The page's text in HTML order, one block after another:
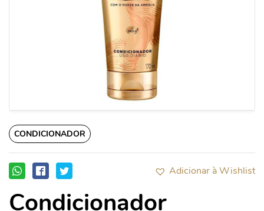
CONDICIONADOR
Adicionar à Wishlist
Condicionador